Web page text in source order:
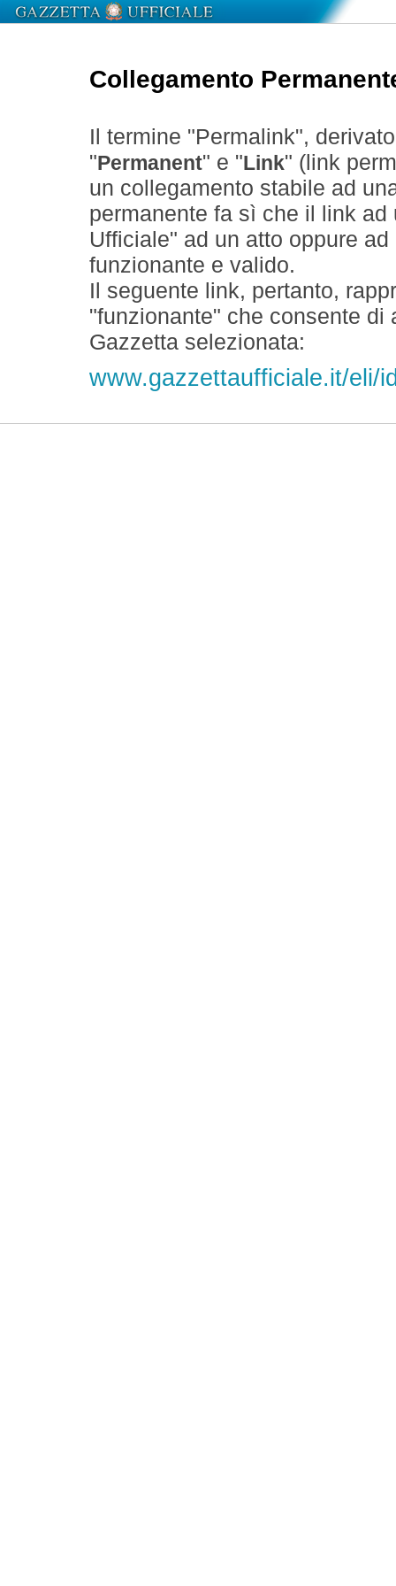
Collegamento
Il termine "Permalink",
" Permanent" e " Link" (link
un collegamento stabile ad
permanente fa sì che il link
Ufficiale" ad un atto oppure
funzionante e valido.
Il seguente link, pertanto,
"funzionante" che consente
Gazzetta selezionata:
www.gazzettaufficiale.it/eli/